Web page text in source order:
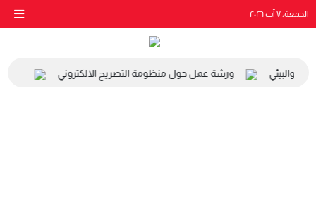
الجمعة، ٧ آب ٢٠٢٦
والبيئي ورشة عمل حول منظومة التصريح الالكتروني